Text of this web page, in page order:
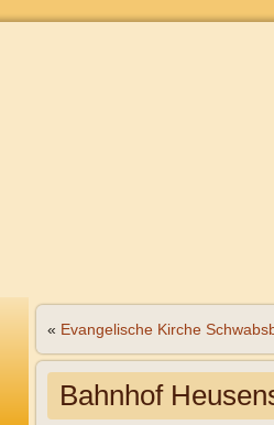
« Evangelische Kirche
Bahnhof